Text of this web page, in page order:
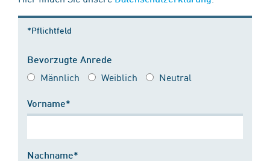
*Pflichtfeld
Bevorzugte Anrede
Männlich Weiblich Neutral
Vorname*
Nachname*